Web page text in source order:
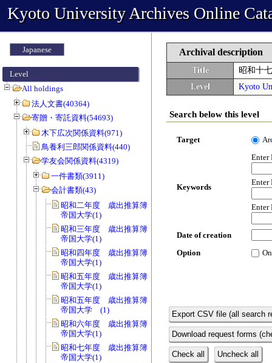
Kyoto University Archives Online
Japanese
Level
All holdings
法人文書(40364)
寄贈・寄託資料(54693)
木下広次関係資料(971)
鳥養利三郎関係資料(440)
学友会関係資料(4319)
一件書類(3911)
会計書類(43)
昭和二年度 歳出推算簿 会費 京都
帝国大学(1)
昭和三年度 歳出推算簿 会費 京都
帝国大学(1)
昭和四年度 歳出推算簿 会費 京都
帝国大学(1)
昭和五年度 歳出推算簿 会費 京都
帝国大学(1)
昭和五年度 歳出推算簿 会費 京都
帝国大学 (1)
昭和六年度 歳出推算簿 会費 京都
帝国大学(1)
昭和七年度 歳出推算簿 会費 京都
帝国大学(1)
Archival description
Title
昭和十
Level
Kyoto
Search below this level
Target
Keywords
Enter
Enter
Enter
Date of creation
Option
Export CSV file (all search
Download request forms
Check all Uncheck all